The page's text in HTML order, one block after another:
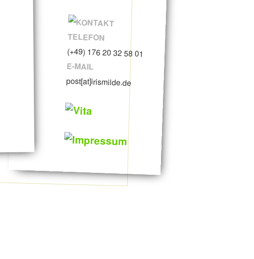
TELEFON
(+49) 176 20 32 58 01
E-MAIL
post[at]irismilde.de